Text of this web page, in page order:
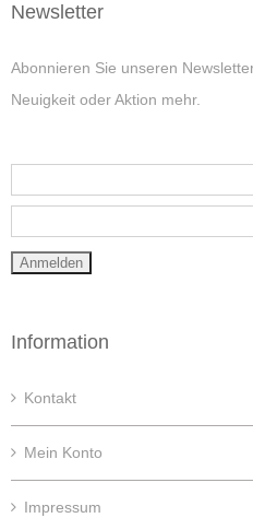
Newsletter
Abonnieren Sie unseren
Neuigkeit oder Aktion mehr.
Information
Kontakt
Mein Konto
Impressum